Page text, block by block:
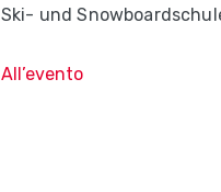
Ski- und
All’evento